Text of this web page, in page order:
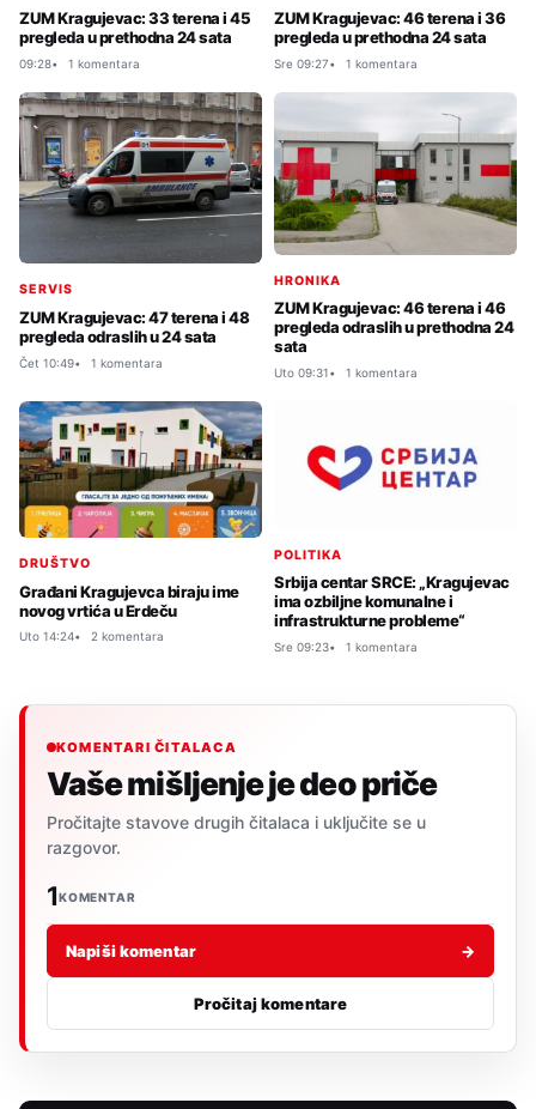
ZUM Kragujevac: 33 terena i 45
pregleda u prethodna 24 sata
09:28 1 komentara
ZUM Kragujevac: 46 terena i 36
pregleda u prethodna 24 sata
Sre 09:27 1 komentara
SERVIS
ZUM Kragujevac: 47 terena i 48
pregleda odraslih u 24 sata
Čet 10:49 1 komentara
HRONIKA
ZUM Kragujevac: 46 terena i 46
pregleda odraslih u prethodna 24
sata
Uto 09:31 1 komentara
DRUŠTVO
Građani Kragujevca biraju ime
novog vrtića u Erdeču
Uto 14:24 2 komentara
POLITIKA
Srbija centar SRCE: „Kragujevac
ima ozbiljne komunalne i
infrastrukturne probleme“
Sre 09:23 1 komentara
KOMENTARI ČITALACA
Vaše mišljenje je deo priče
Pročitajte stavove drugih čitalaca i uključite se u
razgovor.
1KOMENTAR
Napiši komentar →
Pročitaj komentare